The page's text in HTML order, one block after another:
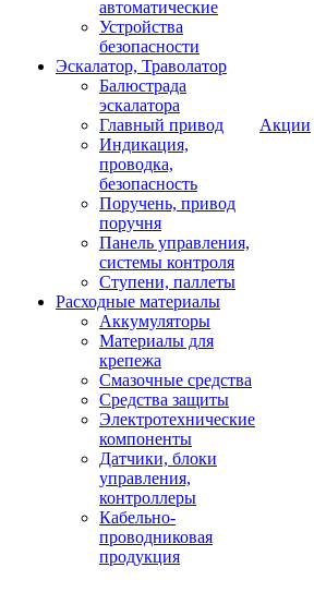
автоматические
Устройства
безопасности
Эскалатор, Траволатор
Балюстрада
эскалатора
Главный привод
Индикация,
проводка,
безопасность
Поручень, привод
поручня
Панель управления,
системы контроля
Ступени, паллеты
Расходные материалы
Аккумуляторы
Материалы для
крепежа
Смазочные средства
Средства защиты
Электротехнические
компоненты
Датчики, блоки
управления,
контроллеры
Кабельно-
проводниковая
продукция
Акции